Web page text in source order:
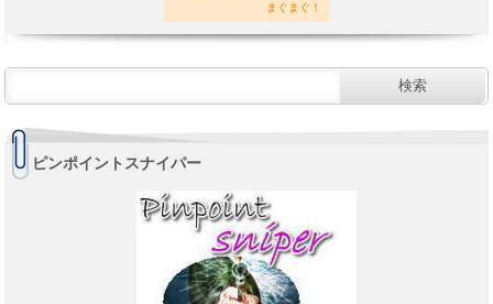
まぐまぐ！
ピンポイントスナイパー